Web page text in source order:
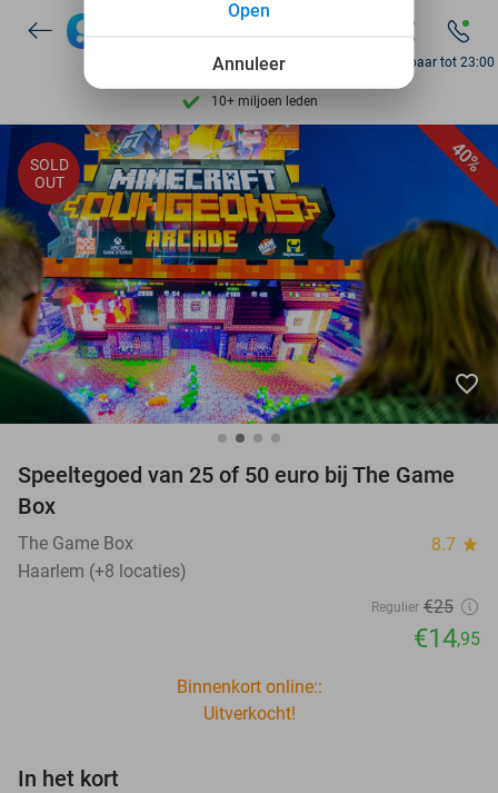
Ontdek 15.000+ deals
7 dagen per week beschikbaar
10+ miljoen leden
9,4 op basis van 205.983 reviews
Ontdek 15.000+ deals
7 dagen per week beschikbaar
10+ miljoen leden
Bereikbaar tot 23:00
40%
SOLD
OUT
favorite_border
Speeltegoed van 25 of 50 euro bij The Game
Box
The Game Box 8.7 star
Haarlem (+8 locaties)
Regulier €25
€14,95
Binnenkort online::
Uitverkocht!
In het kort
Annuleer
Open